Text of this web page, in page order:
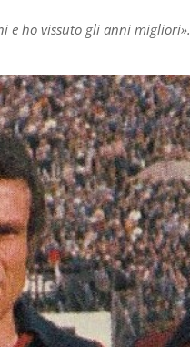
e ho vissuto gli anni migliori».